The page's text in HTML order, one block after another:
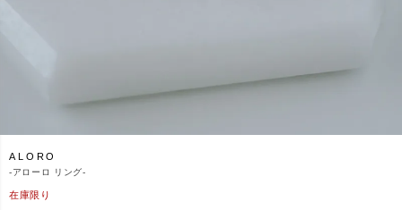
ALORO
-アローロ リング-
在庫限り